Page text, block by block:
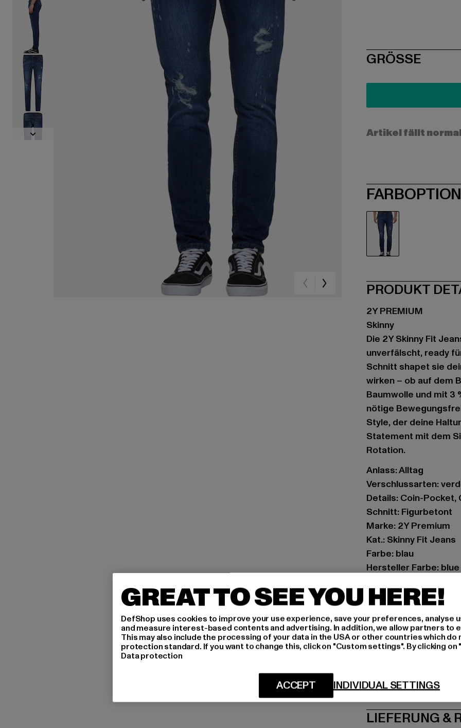
SIZE
GRÖSSE
Artikel fällt
PRODUKT
2Y PREMIUM
Skinny
Die 2Y Skinny Fit
unverfälscht, ready
Schnitt shapet sie
wirken – ob auf dem
Baumwolle und mit 3
nötige
Style, der deine
Statement mit dem
Rotation.
Anlass: Alltag
Verschlussarten:
Details: Coin-Pocket,
Schnitt: Figurbetont
Marke: 2Y Premium
Kat.: Skinny Fit Jeans
Farbe: blau
Hersteller Farbe: blue
Art.Nr: B8433-00064
Hersteller: 2Y
Hollefeldstraße 16 |
LIEFERUNG &
GREAT TO SEE YOU HERE!
DefShop uses cookies to improve your use experience, save your preferences, analyse
and measure interest-based contents and advertising. In addition, we allow partners to
This may also include the processing of your data in the USA or other countries which do
protection standard. If you want to change this, click on "Custom settings". By clicking
Data protection
INDIVIDUAL SETTINGS
ACCEPT